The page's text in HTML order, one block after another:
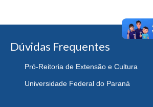
Dúvidas Frequentes
Pró-Reitoria de Extensão e Cultura
Universidade Federal do Paraná